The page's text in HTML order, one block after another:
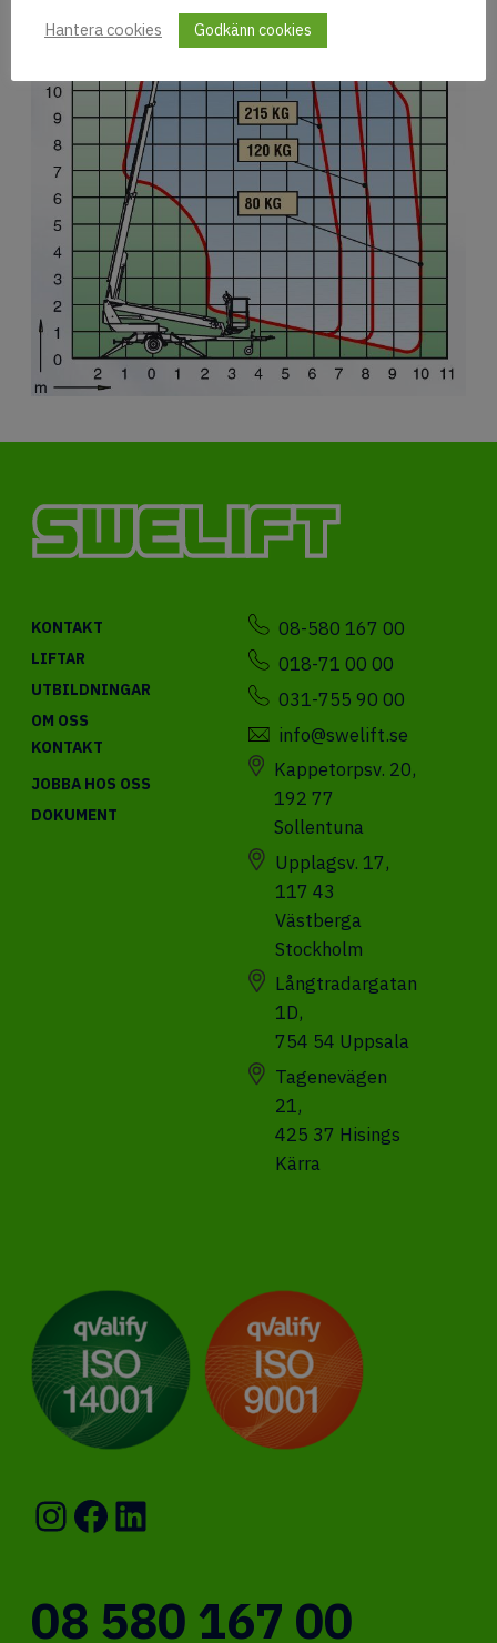
KONTAKT
LIFTAR
UTBILDNINGAR
OM OSS
KONTAKT
JOBBA HOS OSS
DOKUMENT
08-580 167 00
018-71 00 00
031-755 90 00
info@swelift.se
Kappetorpsv. 20,
192 77
Sollentuna
Upplagsv. 17,
117 43
Västberga
Stockholm
Långtradargatan
1D,
754 54 Uppsala
Tagenevägen
21,
425 37 Hisings
Kärra
Instagram
Facebook
LinkedIn
08 580 167 00
Hantera cookies
Godkänn cookies